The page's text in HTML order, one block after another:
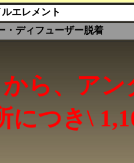
エレメント
・ディフューザー脱着
ら、ア
につき\